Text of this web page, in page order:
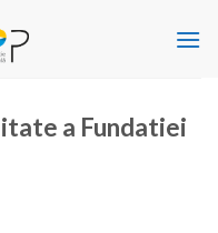
a Fundatiei